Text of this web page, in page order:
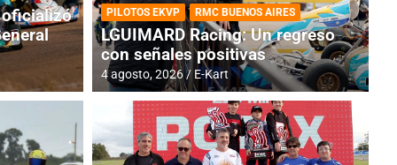
RMC BUENOS AIRES
oficializó
PILOTOS EKVP RMC BUENOS AIRES
LGUIMARD Racing: Un regreso
con señales positivas
4 agosto, 2026 E-Kart